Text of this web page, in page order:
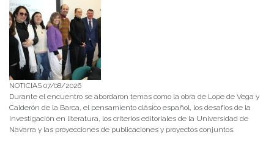
NOTICIAS 07/08/2026
Durante el encuentro se abordaron temas como la obra de Lope de Vega y
Calderón de la Barca, el pensamiento clásico español, los desafíos de la
investigación en literatura, los criterios editoriales de la Universidad de
Navarra y las proyecciones de publicaciones y proyectos conjuntos.